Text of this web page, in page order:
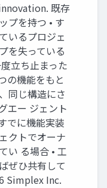
既存
プを持つ • す
いるプロジェ
を失っている
立ち止まった
の機能をもと
同じ構造にさ
エー ジェント
でに機能実装
クトでオーナ
い る場合 • 工
ぜひ共有して
Simplex Inc.